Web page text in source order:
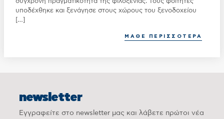
υποδέχθηκε και ξενάγησε στους χώρους του ξενοδοχείου
[…]
ΜΑΘΕ ΠΕΡΙΣΣΟΤΕΡΑ
newsletter
Εγγραφείτε στο newsletter μας και λάβετε πρώτοι νέα